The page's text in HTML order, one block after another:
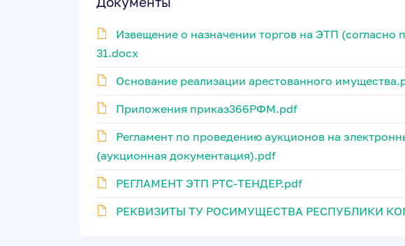
Извещение о назначении торгов на ЭТП (согласно
31.docx
Основание реализации арестованного
Приложения приказ366РФМ.pdf
Регламент по проведению аукционов на
(аукционная документация).pdf
РЕГЛАМЕНТ ЭТП РТС-ТЕНДЕР.pdf
РЕКВИЗИТЫ ТУ РОСИМУЩЕСТВА РЕСПУБЛИКИ